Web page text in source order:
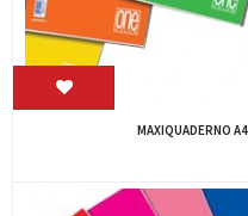
MAXIQUADERNO